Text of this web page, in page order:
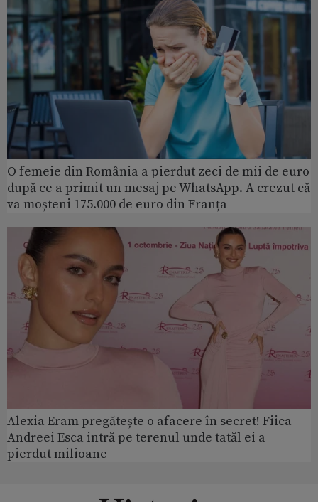
O femeie din România a pierdut zeci de mii de euro
după ce a primit un mesaj pe WhatsApp. A crezut că
va moșteni 175.000 de euro din Franța
Alexia Eram pregătește o afacere în secret! Fiica
Andreei Esca intră pe terenul unde tatăl ei a
pierdut milioane